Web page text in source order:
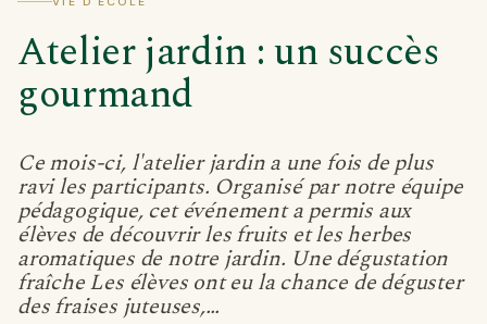
Atelier jardin : un succès
gourmand
Ce mois-ci, l'atelier jardin a une fois de plus
ravi les participants. Organisé par notre équipe
pédagogique, cet événement a permis aux
élèves de découvrir les fruits et les herbes
aromatiques de notre jardin. Une dégustation
fraîche Les élèves ont eu la chance de déguster
des fraises juteuses,…